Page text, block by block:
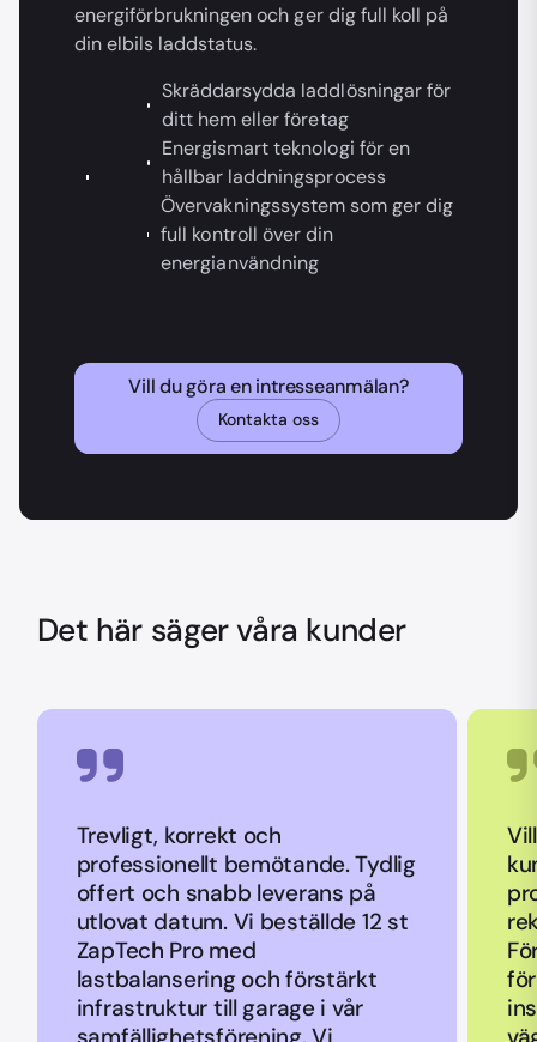
energiförbrukningen och ger dig full koll på
din elbils laddstatus.
Skräddarsydda laddlösningar för
ditt hem eller företag
Energismart teknologi för en
hållbar laddningsprocess
Övervakningssystem som ger dig
full kontroll över din
energianvändning
Vill du göra en intresseanmälan?
Kontakta oss
Det här säger våra kunder
Trevligt, korrekt och
professionellt bemötande. Tydlig
offert och snabb leverans på
utlovat datum. Vi beställde 12 st
ZapTech Pro med
lastbalansering och förstärkt
infrastruktur till garage i vår